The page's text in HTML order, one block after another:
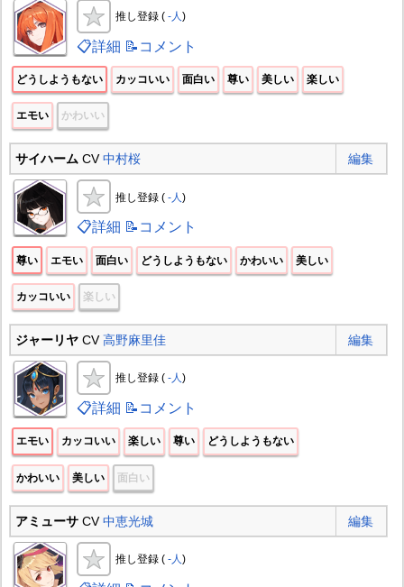
推し登録 ( -人)
📋詳細 📝コメント
どうしようもない カッコいい 面白い 尊い 美しい 楽しい
エモい かわいい
サイハームCV中村桜 編集
推し登録 ( -人 )
📋詳細 📝コメント
尊い エモい 面白い どうしようもない かわいい 美しい
カッコいい 楽しい
ジャーリヤCV高野麻里佳 編集
推し登録 ( -人)
📋詳細 📝コメント
エモい カッコいい 楽しい 尊い どうしようもない
かわいい 美しい 面白い
アミューサCV中恵光城 編集
推し登録 ( -人)